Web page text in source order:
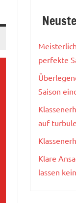
perfekte
Saison
auf
Klare
lassen